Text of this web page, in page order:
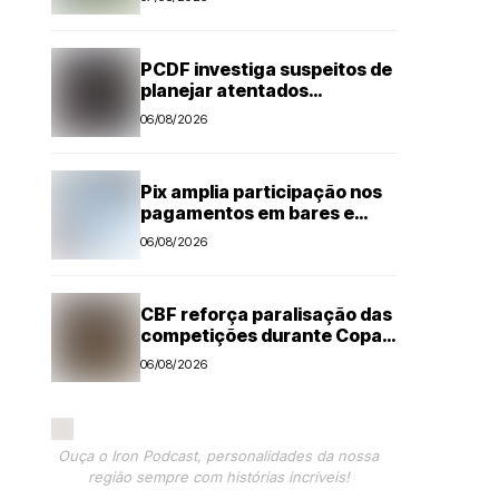
PCDF investiga suspeitos de
planejar atentados
no período eleitoral
06/08/2026
Pix amplia participação nos
pagamentos em bares e
restaurantes
06/08/2026
CBF reforça paralisação das
competições durante Copa
Feminina em 2027
06/08/2026
Ouça o Iron Podcast, personalidades da nossa
região sempre com histórias incríveis!